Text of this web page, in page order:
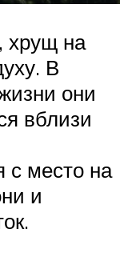
хрущ на
В
они
вблизи
с место на
и